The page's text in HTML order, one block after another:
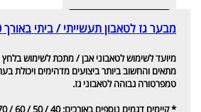
מבער גז לטאבון תעשייתי / ביתי באורך 80 ס"מ
מיועד לשימוש לטאבוני אבן / מתכת לשימוש בלחץ
מתאים והחשוב ביותר ביצועים מדהימים ויכולת
טמפרטורה גבוהה לטאבוני גז.